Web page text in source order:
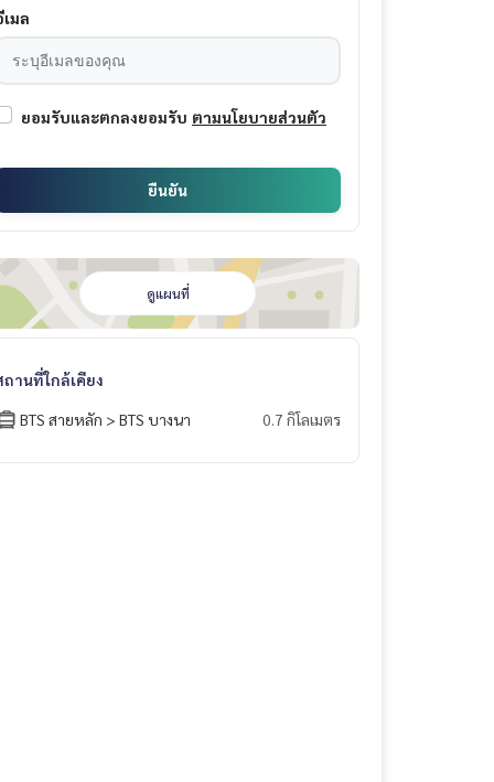
มล
ยอมรับและตกลงยอมรับ ตามนโยบายส่วนตัว
ยืนยัน
ดูแผนที่
ถานที่ใกล้เคียง
BTS สายหลัก > BTS บางนา
0.7 กิโลเมตร